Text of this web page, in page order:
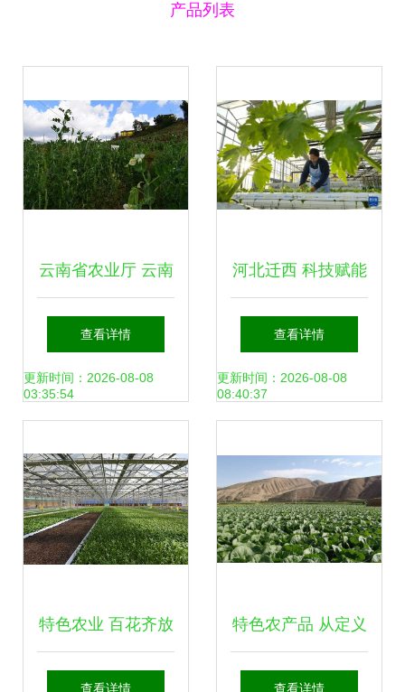
产品列表
云南省农业厅 云南
农业信息网
查看详情
更新时间：2026-08-08
03:35:54
河北迁西 科技赋能
现代农业 绘就乡村
振兴新画卷
查看详情
更新时间：2026-08-08
08:40:37
特色农业 百花齐放
的乡土新名片
查看详情
特色农产品 从定义
到种植与发展方
查看详情